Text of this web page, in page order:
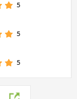
5
5
5